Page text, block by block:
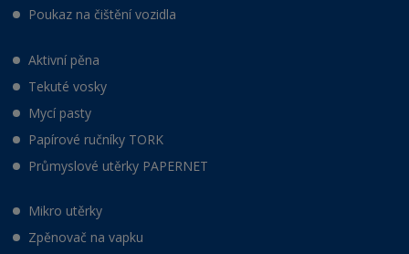
Poukaz na čištění vozidla
Aktivní pěna
Tekuté vosky
Mycí pasty
Papírové ručníky TORK
Průmyslové utěrky PAPERNET
Mikro utěrky
Zpěnovač na vapku